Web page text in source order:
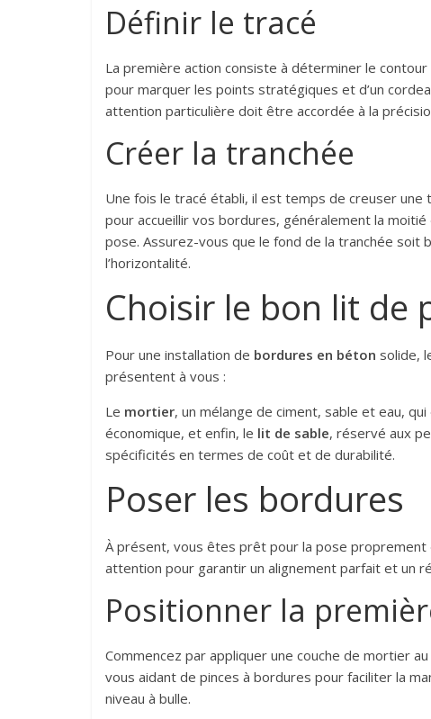
Définir le tracé
La première action consiste à déterminer le
pour marquer les points stratégiques et d’un
attention particulière doit être accordée à la
Créer la tranchée
Une fois le tracé établi, il est temps de creuser
pour accueillir vos bordures, généralement la
pose. Assurez-vous que le fond de la tranchée soit
l’horizontalité.
Choisir le bon lit de
Pour une installation de bordures en béton solide,
présentent à vous :
Le mortier, un mélange de ciment, sable et eau,
économique, et enfin, le lit de sable, réservé aux
spécificités en termes de coût et de durabilité.
Poser les bordures
À présent, vous êtes prêt pour la pose
attention pour garantir un alignement parfait et un
Positionner la
Commencez par appliquer une couche de mortier
vous aidant de pinces à bordures pour faciliter la
niveau à bulle.